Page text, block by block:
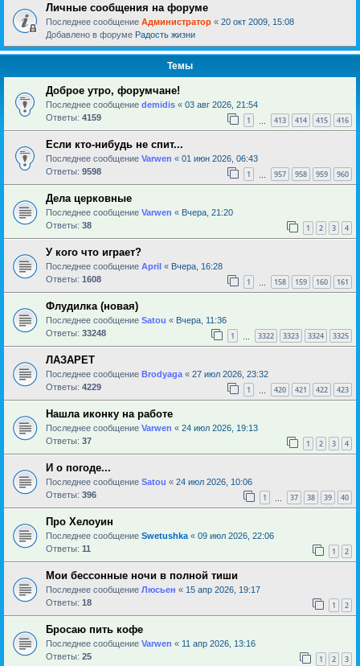
Личные сообщения на форуме
Последнее сообщение Администратор « 20 окт 2009, 15:08
Добавлено в форуме Радость жизни
Темы
Доброе утро, форумчане!
Последнее сообщение demidis « 03 авг 2026, 21:54
Ответы: 4159 1 413 414 415 416
Если кто-нибудь не спит...
Последнее сообщение Varwen « 01 июн 2026, 06:43
Ответы: 9598 1 957 958 959 960
Дела церковные
Последнее сообщение Varwen « Вчера, 21:20
Ответы: 38 1 2 3 4
У кого что играет?
Последнее сообщение April « Вчера, 16:28
Ответы: 1608 1 158 159 160 161
Флудилка (новая)
Последнее сообщение Satou « Вчера, 11:36
Ответы: 33248 1 3322 3323 3324 3325
ЛАЗАРЕТ
Последнее сообщение Brodyaga « 27 июл 2026, 23:32
Ответы: 4229 1 420 421 422 423
Нашла иконку на работе
Последнее сообщение Varwen « 24 июл 2026, 19:13
Ответы: 37 1 2 3 4
И о погоде...
Последнее сообщение Satou « 24 июл 2026, 10:06
Ответы: 396 1 37 38 39 40
Про Хелоуин
Последнее сообщение Swetushka « 09 июл 2026, 22:06
Ответы: 11 1 2
Мои бессонные ночи в полной тиши
Последнее сообщение Люсьен « 15 апр 2026, 19:17
Ответы: 18 1 2
Бросаю пить кофе
Последнее сообщение Varwen « 11 апр 2026, 13:16
Ответы: 25 1 2 3